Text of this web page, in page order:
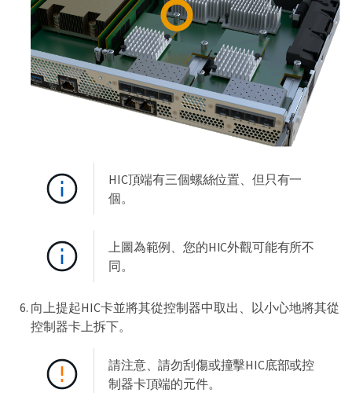
HIC頂端有三個螺絲位置、但只有一
個。
上圖為範例、您的HIC外觀可能有所不
同。
向上提起HIC卡並將其從控制器中取出、以小心地將其從
控制器卡上拆下。
請注意、請勿刮傷或撞擊HIC底部或控
制器卡頂端的元件。